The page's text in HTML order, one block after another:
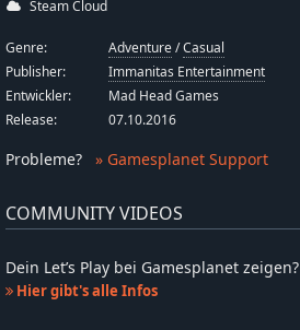
Steam Cloud
Genre: Adventure/Casual
Publisher:
Immanitas Entertainment
Entwickler:
Mad Head Games
Release:
07.10.2016
Probleme? » Gamesplanet Support
COMMUNITY VIDEOS
Dein Let’s Play bei Gamesplanet zeigen?
Hier gibt's alle Infos